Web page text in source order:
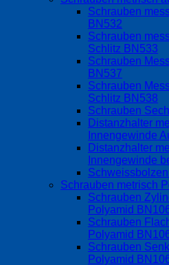
Schrauben
BN532
Schrauben
Schlitz BN533
Schrauben
BN537
Schrauben
Schlitz BN538
Schrauben
Distanzhalter
Innengewinde
Distanzhalter
Innengewinde
Schrauben metrisch
Schrauben
Polyamid
Schrauben
Polyamid
Schrauben
Polyamid